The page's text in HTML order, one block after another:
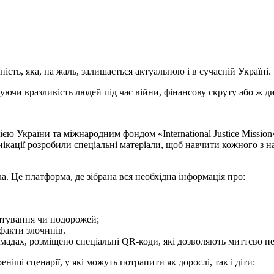
яка, на жаль, залишається актуальною і в сучасній Україні.
вразливість людей під час війни, фінансову скруту або ж
України та міжнародним фондом «International Justice
розробили спеціальні матеріали, щоб навчити кожного з
Це платформа, де зібрана вся необхідна інформація про:
чи подорожей;
злочинів.
розміщено спеціальні QR-коди, які дозволяють миттєво
сценарії, у які можуть потрапити як дорослі, так і діти: